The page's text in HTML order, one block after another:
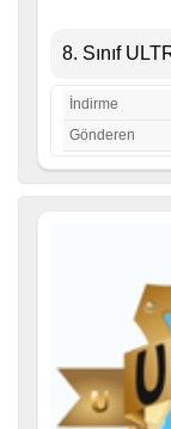
8. Sınıf
İndirme
Gönderen